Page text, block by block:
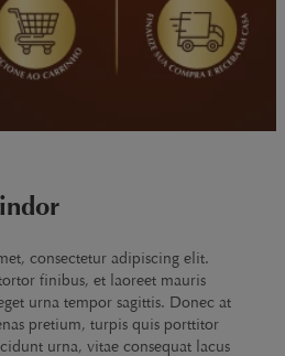
consectetur adipiscing elit.
finibus, et laoreet mauris
urna tempor sagittis. Donec at
pretium, turpis quis porttitor
urna, vitae consequat lacus